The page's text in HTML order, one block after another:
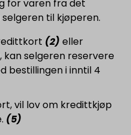
for varen fra det
til kjøperen.
(2) eller
kan selgeren reservere
bestillingen i inntil 4
vil lov om kredittkjøp
(5)